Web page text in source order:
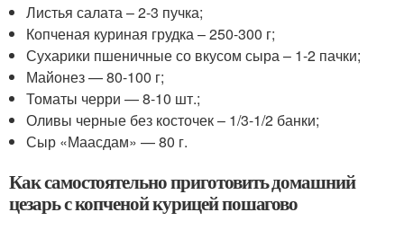
Листья салата – 2-3 пучка;
Копченая куриная грудка – 250-300 г;
Сухарики пшеничные со вкусом сыра – 1-2 пачки;
Майонез — 80-100 г;
Томаты черри — 8-10 шт.;
Оливы черные без косточек – 1/3-1/2 банки;
Сыр «Маасдам» — 80 г.
Как самостоятельно приготовить домашний
цезарь с копченой курицей пошагово